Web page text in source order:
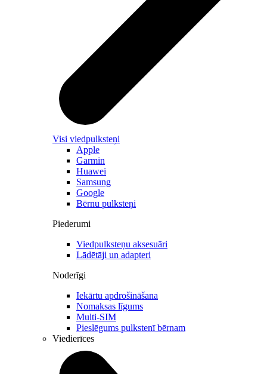
Visi viedpulksteņi
Apple
Garmin
Huawei
Samsung
Google
Bērnu pulksteņi
Piederumi
Viedpulksteņu aksesuāri
Lādētāji un adapteri
Noderīgi
Iekārtu apdrošināšana
Nomaksas līgums
Multi-SIM
Pieslēgums pulkstenī bērnam
Viedierīces